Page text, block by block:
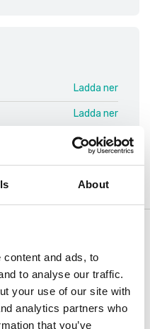
About
and ads, to
to analyse our traffic.
your use of our site with
analytics partners who
that you’ve
Ladda ner
Ladda ner
Ladda ner